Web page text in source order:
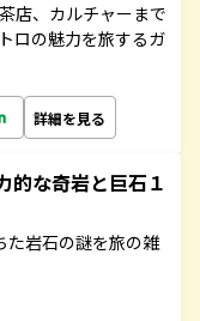
店、カルチャーまで
ロの魅力を旅するガ
詳細を見る
な奇岩と巨石１
た岩石の謎を旅の雑